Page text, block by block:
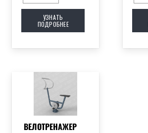
УЗНАТЬ
ПОДРОБНЕЕ
ВЕЛОТРЕНАЖЕР